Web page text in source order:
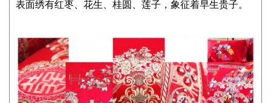
表面绣有红枣、花生、桂圆、莲子，象征着早生贵子。